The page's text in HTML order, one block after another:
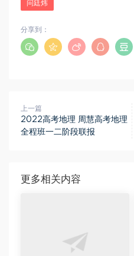
问廷炜
分享到：
上一篇
2022高考地理 周慧高考地理
全程班一二阶段联报
更多相关内容